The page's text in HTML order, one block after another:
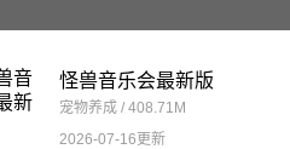
怪兽音乐会最新版
宠物养成 / 408.71M
2026-07-16更新